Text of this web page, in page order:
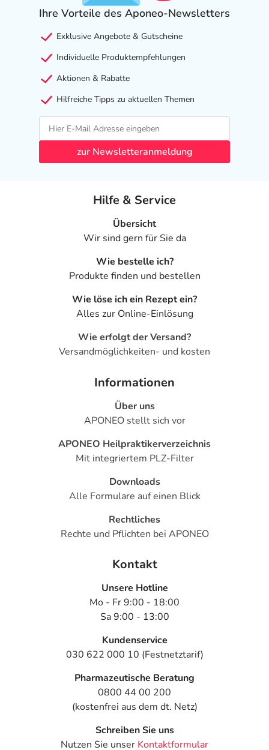
Ihre Vorteile des Aponeo-Newsletters
Exklusive Angebote & Gutscheine
Individuelle Produktempfehlungen
Aktionen & Rabatte
Hilfreiche Tipps zu aktuellen Themen
zur Newsletteranmeldung
Hilfe & Service
Übersicht
Wir sind gern für Sie da
Wie bestelle ich?
Produkte finden und bestellen
Wie löse ich ein Rezept ein?
Alles zur Online-Einlösung
Wie erfolgt der Versand?
Versandmöglichkeiten- und kosten
Informationen
Über uns
APONEO stellt sich vor
APONEO Heilpraktikerverzeichnis
Mit integriertem PLZ-Filter
Downloads
Alle Formulare auf einen Blick
Rechtliches
Rechte und Pflichten bei APONEO
Kontakt
Unsere Hotline
Mo - Fr 9:00 - 18:00
Sa 9:00 - 13:00
Kundenservice
030 622 000 10 (Festnetztarif)
Pharmazeutische Beratung
0800 44 00 200
(kostenfrei aus dem dt. Netz)
Schreiben Sie uns
Nutzen Sie unser Kontaktformular